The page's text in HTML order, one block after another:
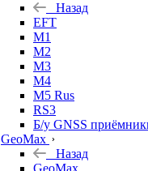
Назад
EFT
M1
M2
M3
M4
M5 Rus
RS3
Б/у GNSS
GeoMax
Назад
GeoMax